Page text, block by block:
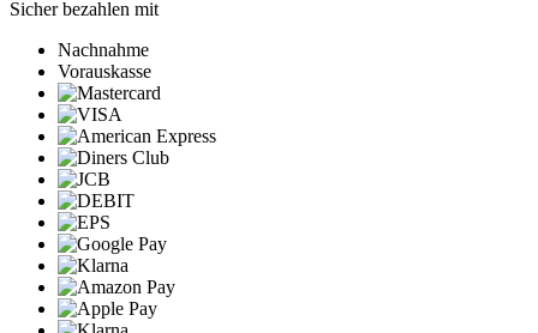
Sicher bezahlen mit
Nachnahme
Vorauskasse